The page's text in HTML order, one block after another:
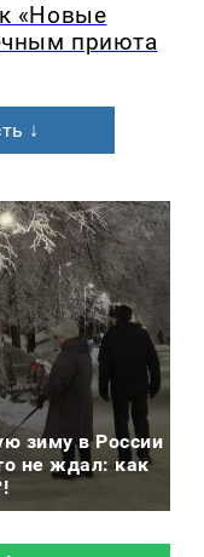
«Новые
приюта
↓
зиму в России
не ждал: как